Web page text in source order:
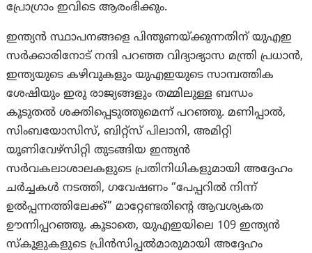
പ്രോഗ്രാം ഇവിടെ ആരംഭിക്കും.
ഇന്ത്യൻ സ്ഥാപനങ്ങളെ പിന്തുണയ്ക്കുന്നതിന് യുഎഇ
സർക്കാരിനോട് നന്ദി പറഞ്ഞ വിദ്യാഭ്യാസ മന്ത്രി പ്രധാൻ,
ഇന്ത്യയുടെ കഴിവുകളും യുഎഇയുടെ സാമ്പത്തിക
ശേഷിയും ഇരു രാജ്യങ്ങളും തമ്മിലുള്ള ബന്ധം
കൂടുതൽ ശക്തിപ്പെടുത്തുമെന്ന് പറഞ്ഞു. മണിപ്പാൽ,
സിംബയോസിസ്, ബിറ്റ്സ് പിലാനി, അമിറ്റി
യൂണിവേഴ്സിറ്റി തുടങ്ങിയ ഇന്ത്യൻ
സർവകലാശാലകളുടെ പ്രതിനിധികളുമായി അദ്ദേഹം
ചർച്ചകൾ നടത്തി, ഗവേഷണം “പേപ്പറിൽ നിന്ന്
ഉൽപ്പന്നത്തിലേക്ക്” മാറ്റേണ്ടതിന്റെ ആവശ്യകത
ഊന്നിപ്പറഞ്ഞു. കൂടാതെ, യുഎഇയിലെ 109 ഇന്ത്യൻ
സ്കൂളുകളുടെ പ്രിൻസിപ്പൽമാരുമായി അദ്ദേഹം